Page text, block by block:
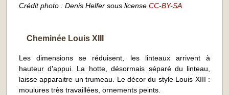
Crédit photo : Denis Helfer sous license CC-BY-SA
Cheminée Louis XIII
Les dimensions se réduisent, les linteaux arrivent à
hauteur d'appui. La hotte, désormais séparé du linteau,
laisse apparaitre un trumeau. Le décor du style Louis XIII :
moulures très travaillées, ornements peints.